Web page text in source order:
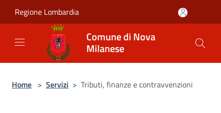
Regione Lombardia
Comune di Nova
Milanese
Home > Servizi > Tributi, finanze e contravvenzioni